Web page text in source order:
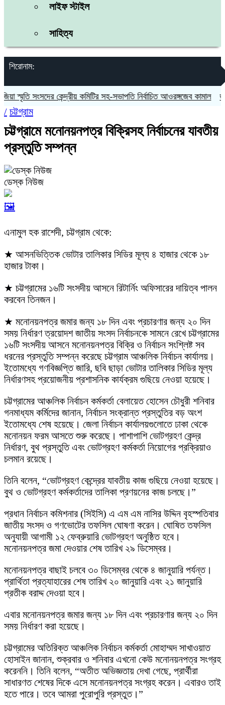
লাইফ স্টাইল
সাহিত্য
শিরোনাম:
সংসদের কেন্দ্রীয় কমিটির সহ-সভাপতি নির্বাচিত আওরঙ্গজেব কামাল
/ চট্টগ্রাম
চট্টগ্রামে মনোনয়নপত্র বিক্রিসহ নির্বাচনের যাবতীয়
প্রস্তুতি সম্পন্ন
ডেস্ক নিউজ
🖼️
এনামুল হক রাশেদী, চট্টগ্রাম থেকে:
★ আসনভিত্তিক ভোটার তালিকার সিডির মূল্য ৪ হাজার থেকে ১৮
হাজার টাকা।
★ চট্টগ্রামের ১৬টি সংসদীয় আসনে রিটার্নিং অফিসারের দায়িত্ব পালন
করবেন তিনজন।
★ মনোনয়নপত্র জমার জন্য ১৮ দিন এবং প্রচারণার জন্য ২০ দিন
সময় নির্ধারণ ত্রয়োদশ জাতীয় সংসদ নির্বাচনকে সামনে রেখে চট্টগ্রামের
১৬টি সংসদীয় আসনে মনোনয়নপত্র বিক্রি ও নির্বাচন সংশ্লিষ্ট সব
ধরনের প্রস্তুতি সম্পন্ন করেছে চট্টগ্রাম আঞ্চলিক নির্বাচন কার্যালয়।
ইতোমধ্যে গণবিজ্ঞপ্তি জারি, ছবি ছাড়া ভোটার তালিকার সিডির মূল্য
নির্ধারণসহ প্রয়োজনীয় প্রশাসনিক কার্যক্রম গুছিয়ে নেওয়া হয়েছে।
চট্টগ্রামের আঞ্চলিক নির্বাচন কর্মকর্তা বেলায়েত হোসেন চৌধুরী শনিবার
গনমাধ্যম কর্মিদের জানান, নির্বাচন সংক্রান্ত প্রস্তুতির বড় অংশ
ইতোমধ্যে শেষ হয়েছে। জেলা নির্বাচন কার্যালয়গুলোতে ঢাকা থেকে
মনোনয়ন ফরম আসতে শুরু করেছে। পাশাপাশি ভোটগ্রহণ কেন্দ্র
নির্ধারণ, বুথ প্রস্তুতি এবং ভোটগ্রহণ কর্মকর্তা নিয়োগের প্রক্রিয়াও
চলমান রয়েছে।
তিনি বলেন, “ভোটগ্রহণ কেন্দ্রের যাবতীয় কাজ গুছিয়ে নেওয়া হয়েছে।
বুথ ও ভোটগ্রহণ কর্মকর্তাদের তালিকা প্রণয়নের কাজ চলছে।”
প্রধান নির্বাচন কমিশনার (সিইসি) এ এম এম নাসির উদ্দিন বৃহস্পতিবার
জাতীয় সংসদ ও গণভোটের তফসিল ঘোষণা করেন। ঘোষিত তফসিল
অনুযায়ী আগামী ১২ ফেব্রুয়ারি ভোটগ্রহণ অনুষ্ঠিত হবে।
মনোনয়নপত্র জমা দেওয়ার শেষ তারিখ ২৯ ডিসেম্বর।
মনোনয়নপত্র বাছাই চলবে ৩০ ডিসেম্বর থেকে ৪ জানুয়ারি পর্যন্ত।
প্রার্থিতা প্রত্যাহারের শেষ তারিখ ২০ জানুয়ারি এবং ২১ জানুয়ারি
প্রতীক বরাদ্দ দেওয়া হবে।
এবার মনোনয়নপত্র জমার জন্য ১৮ দিন এবং প্রচারণার জন্য ২০ দিন
সময় নির্ধারণ করা হয়েছে।
চট্টগ্রামের অতিরিক্ত আঞ্চলিক নির্বাচন কর্মকর্তা মোহাম্মদ সাখাওয়াত
হোসাইন জানান, শুক্রবার ও শনিবার এখনো কেউ মনোনয়নপত্র সংগ্রহ
করেননি। তিনি বলেন, “অতীত অভিজ্ঞতায় দেখা গেছে, প্রার্থীরা
সাধারণত শেষের দিকে এসে মনোনয়নপত্র সংগ্রহ করেন। এবারও তাই
হতে পারে। তবে আমরা পুরোপুরি প্রস্তুত।”